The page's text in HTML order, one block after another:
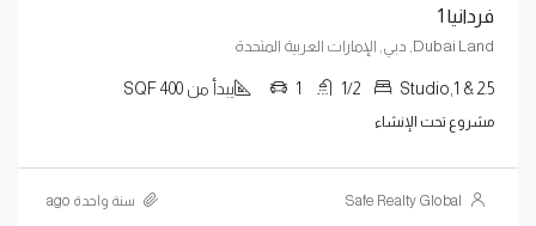
فردانيا 1
Dubai Land, دبي, الإمارات العربية المتحدة
Studio,1 & 2.5
1/2
1 يبدأ من 400 SQF
مشروع تحت الإنشاء
Safe Realty Global سنة واحدة ago